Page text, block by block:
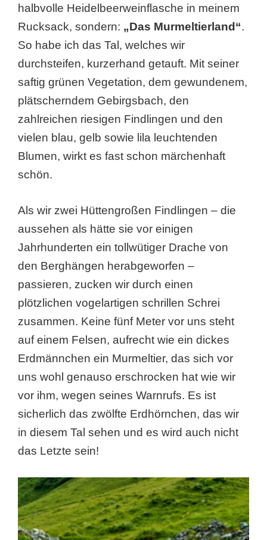
halbvolle Heidelbeerweinflasche in meinem
Rucksack, sondern: „Das Murmeltierland“.
So habe ich das Tal, welches wir
durchsteifen, kurzerhand getauft. Mit seiner
saftig grünen Vegetation, dem gewundenem,
plätscherndem Gebirgsbach, den
zahlreichen riesigen Findlingen und den
vielen blau, gelb sowie lila leuchtenden
Blumen, wirkt es fast schon märchenhaft
schön.
Als wir zwei Hüttengroßen Findlingen – die
aussehen als hätte sie vor einigen
Jahrhunderten ein tollwütiger Drache von
den Berghängen herabgeworfen –
passieren, zucken wir durch einen
plötzlichen vogelartigen schrillen Schrei
zusammen. Keine fünf Meter vor uns steht
auf einem Felsen, aufrecht wie ein dickes
Erdmännchen ein Murmeltier, das sich vor
uns wohl genauso erschrocken hat wie wir
vor ihm, wegen seines Warnrufs. Es ist
sicherlich das zwölfte Erdhörnchen, das wir
in diesem Tal sehen und es wird auch nicht
das Letzte sein!